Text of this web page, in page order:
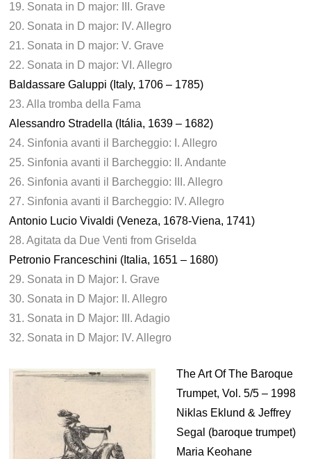
19. Sonata in D major: III. Grave
20. Sonata in D major: IV. Allegro
21. Sonata in D major: V. Grave
22. Sonata in D major: VI. Allegro
Baldassare Galuppi (Italy, 1706 – 1785)
23. Alla tromba della Fama
Alessandro Stradella (Itália, 1639 – 1682)
24. Sinfonia avanti il Barcheggio: I. Allegro
25. Sinfonia avanti il Barcheggio: II. Andante
26. Sinfonia avanti il Barcheggio: III. Allegro
27. Sinfonia avanti il Barcheggio: IV. Allegro
Antonio Lucio Vivaldi (Veneza, 1678-Viena, 1741)
28. Agitata da Due Venti from Griselda
Petronio Franceschini (Italia, 1651 – 1680)
29. Sonata in D Major: I. Grave
30. Sonata in D Major: II. Allegro
31. Sonata in D Major: III. Adagio
32. Sonata in D Major: IV. Allegro
The Art Of The Baroque
Trumpet, Vol. 5/5 – 1998
Niklas Eklund & Jeffrey
Segal (baroque trumpet)
Maria Keohane